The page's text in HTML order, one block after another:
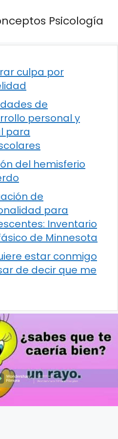
Psicología
culpa por
de
personal y
para
del hemisferio
de
para
Inventario
de Minnesota
estar conmigo
de decir que me